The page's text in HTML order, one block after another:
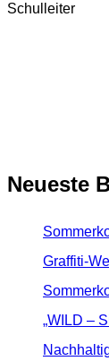
Schulleiter
Neueste
Graffiti-
„WILD –